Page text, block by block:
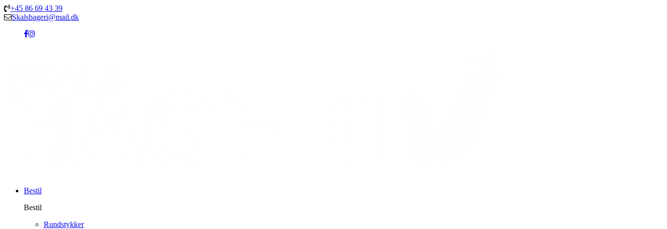
+45 86 69 43 39
Skalsbageri@mail.dk
Bestil
Bestil
Rundstykker